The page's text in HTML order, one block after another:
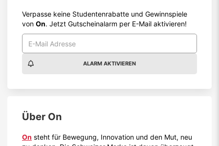
Verpasse keine Studentenrabatte und Gewinnspiele
von On. Jetzt Gutscheinalarm per E-Mail aktivieren!
ALARM AKTIVIEREN
Über On
On steht für Bewegung, Innovation und den Mut, neu